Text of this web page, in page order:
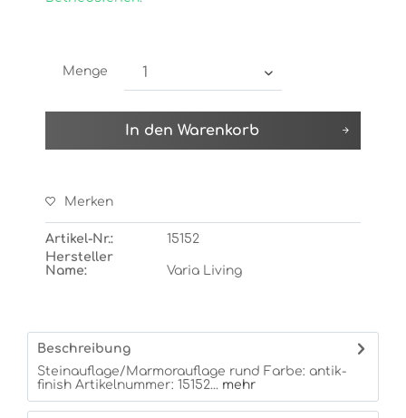
Menge
In den Warenkorb
Merken
Artikel-Nr.:
15152
Hersteller
Name:
Varia Living
Beschreibung
Steinauflage/Marmorauflage rund Farbe: antik-
finish Artikelnummer: 15152... mehr